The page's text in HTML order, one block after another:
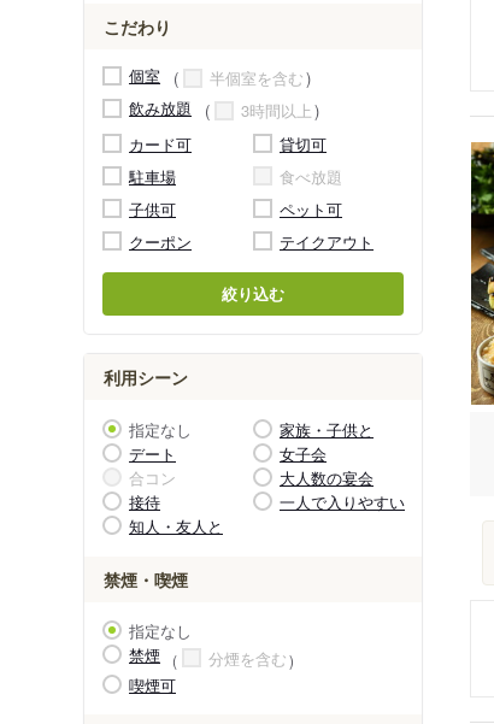
こだわり
個室
半個室を含む
飲み放題
3時間以上
カード可
貸切可
駐車場
食べ放題
子供可
ペット可
クーポン
テイクアウト
絞り込む
利用シーン
指定なし
家族・子供と
デート
女子会
合コン
大人数の宴会
接待
一人で入りやすい
知人・友人と
禁煙・喫煙
指定なし
禁煙
分煙を含む
喫煙可